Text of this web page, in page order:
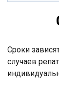
Сроки
случаев